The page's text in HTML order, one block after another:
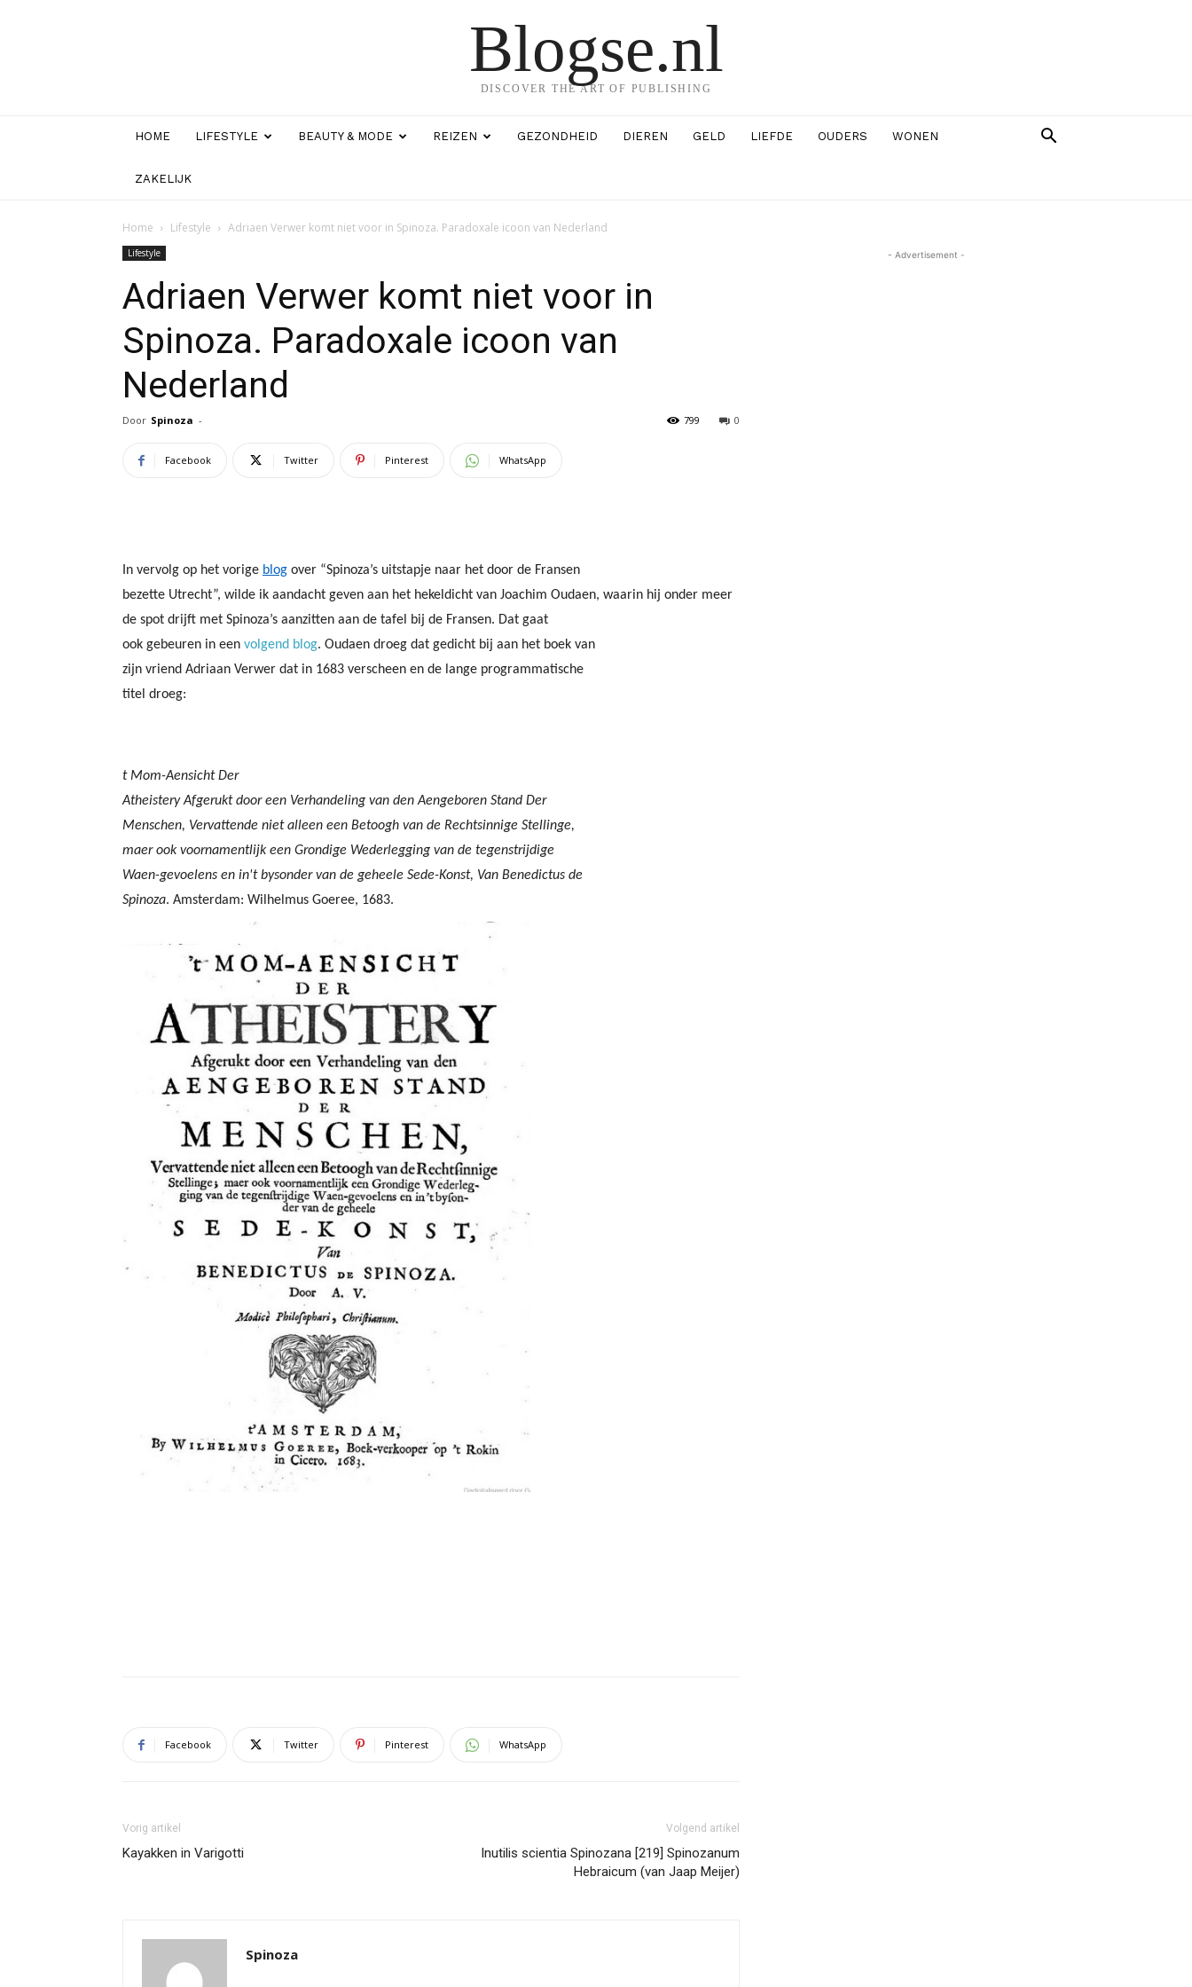
Blogse.nl
DISCOVER THE ART OF PUBLISHING
HOME LIFESTYLE BEAUTY & MODE REIZEN GEZONDHEID DIEREN GELD LIEFDE OUDERS WONEN
ZAKELIJK
Home Lifestyle Adriaen Verwer komt niet voor in Spinoza. Paradoxale icoon van Nederland
Lifestyle
Adriaen Verwer komt niet voor in
Spinoza. Paradoxale icoon van
Nederland
Door Spinoza - 0
799
Facebook Twitter Pinterest WhatsApp
In vervolg op het vorige blog over “Spinoza’s uitstapje naar het door de Fransen
bezette Utrecht”, wilde ik aandacht geven aan het hekeldicht van Joachim Oudaen, waarin hij onder meer
de spot drijft met Spinoza’s aanzitten aan de tafel bij de Fransen. Dat gaat
ook gebeuren in een volgend blog. Oudaen droeg dat gedicht bij aan het boek van
zijn vriend Adriaan Verwer dat in 1683 verscheen en de lange programmatische
titel droeg:
t Mom-Aensicht Der
Atheistery Afgerukt door een Verhandeling van den Aengeboren Stand Der
Menschen, Vervattende niet alleen een Betoogh van de Rechtsinnige Stellinge,
maer ook voornamentlijk een Grondige Wederlegging van de tegenstrijdige
Waen-gevoelens en in't bysonder van de geheele Sede-Konst, Van Benedictus de
Spinoza. Amsterdam: Wilhelmus Goeree, 1683.
Facebook Twitter Pinterest WhatsApp
Vorig artikel
Kayakken in Varigotti
Volgend artikel
Inutilis scientia Spinozana [219] Spinozanum
Hebraicum (van Jaap Meijer)
Spinoza
- Advertisement -